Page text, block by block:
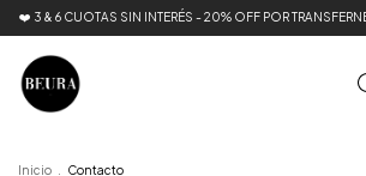
❤️ 3 & 6 CUOTAS SIN INTERÉS - 20% OFF POR
Inicio Contacto